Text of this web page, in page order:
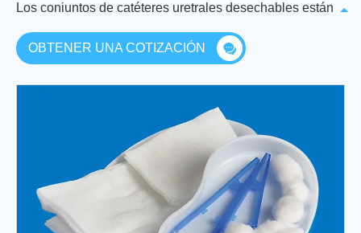
Los conjuntos de catéteres uretrales desechables están
diseñados para garantizar que todos los suministros
necesarios estén fácilmente disponibles para el
proveedores de atención médica y reducir el riesgo de
contaminación e infección. Son particularmente
importantes para mantener la seguridad e higiene del
paciente durante el cateterismo. El contenido del kit
debe usarse siguiendo los protocolos clínicos
establecidos y las pautas para garantizar el bienestar
OBTENER UNA COTIZACIÓN